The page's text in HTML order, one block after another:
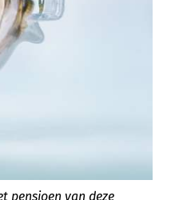
pensioen van deze